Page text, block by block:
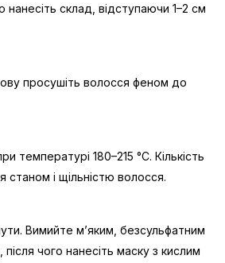
нанесіть склад, відступаючи 1–2 см
просушіть волосся феном до
температурі 180–215 °C. Кількість
станом і щільністю волосся.
Вимийте м’яким, безсульфатним
чого нанесіть маску з кислим